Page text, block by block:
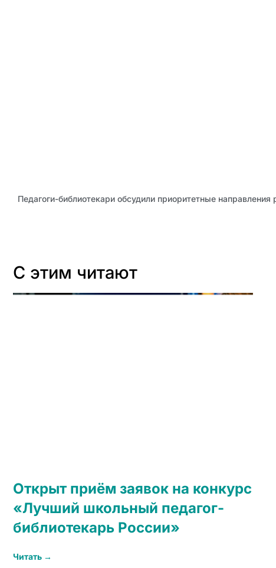
С этим читают
Открыт приём заявок на конкурс
«Лучший школьный педагог-
библиотекарь России»
Читать →